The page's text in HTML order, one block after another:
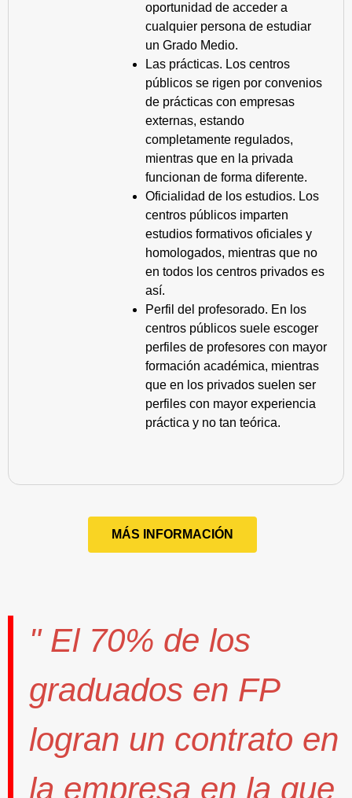
oportunidad de acceder a
cualquier persona de estudiar
un Grado Medio.
Las prácticas. Los centros
públicos se rigen por convenios
de prácticas con empresas
externas, estando
completamente regulados,
mientras que en la privada
funcionan de forma diferente.
Oficialidad de los estudios. Los
centros públicos imparten
estudios formativos oficiales y
homologados, mientras que no
en todos los centros privados es
así.
Perfil del profesorado. En los
centros públicos suele escoger
perfiles de profesores con mayor
formación académica, mientras
que en los privados suelen ser
perfiles con mayor experiencia
práctica y no tan teórica.
MÁS INFORMACIÓN
" El 70% de los
graduados en FP
logran un contrato en
la empresa en la que